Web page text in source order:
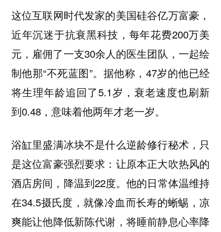
这位互联网时代发家的美国硅谷亿万富豪，
近年沉迷于抗衰黑科技，每年花费200万美
元，雇佣了一支30余人的医生团队，一起绘
制他那“不死蓝图”。据他称，47岁的他已经
将生理年龄追回了5.1岁，衰老速度也刷新
到0.48，意味着他两年才老一岁。
浴缸里盛满冰块不是什么逆龄修行秘术，只
是这位富豪强烈要求：让原本正大吹热风的
酒店房间，降温到22度。他的日常体温维持
在34.5摄氏度，就像冷血而长寿的蜥蜴，凉
爽能让他降低新陈代谢，将睡前静息心率降